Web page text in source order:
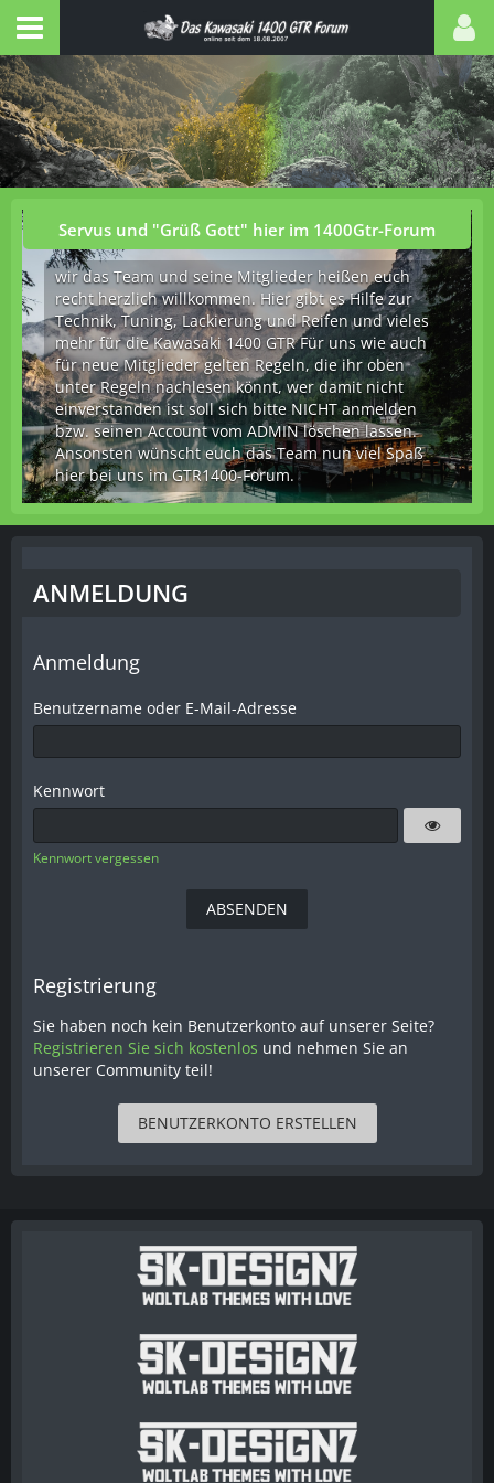
Servus und "Grüß Gott" hier im 1400Gtr-Forum
wir das Team und seine Mitglieder heißen euch
recht herzlich willkommen. Hier gibt es Hilfe zur
Technik, Tuning, Lackierung und Reifen und vieles
mehr für die Kawasaki 1400 GTR Für uns wie auch
für neue Mitglieder gelten Regeln, die ihr oben
unter Regeln nachlesen könnt, wer damit nicht
einverstanden ist soll sich bitte NICHT anmelden
bzw. seinen Account vom ADMIN löschen lassen.
Ansonsten wünscht euch das Team nun viel Spaß
hier bei uns im GTR1400-Forum.
ANMELDUNG
Anmeldung
Benutzername oder E-Mail-Adresse
Kennwort
Kennwort vergessen
Registrierung
Sie haben noch kein Benutzerkonto auf unserer Seite?
Registrieren Sie sich kostenlos und nehmen Sie an
unserer Community teil!
BENUTZERKONTO ERSTELLEN